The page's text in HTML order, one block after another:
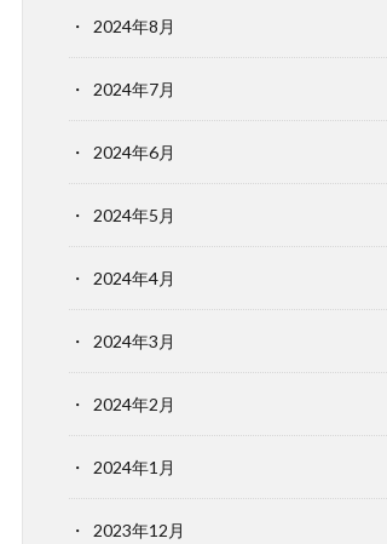
2024年8月
2024年7月
2024年6月
2024年5月
2024年4月
2024年3月
2024年2月
2024年1月
2023年12月